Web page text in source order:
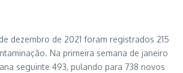
dezembro de 2021 foram registrados 215
Na primeira semana de janeiro
seguinte 493, pulando para 738 novos